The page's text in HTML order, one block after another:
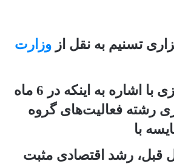
تسنیم به نقل از وزارت
علیمراد سرافرازی با اشاره به اینکه در 6 ماه
رشته فعالیت‌های گروه
با
قبل، رشد اقتصادی مثبت